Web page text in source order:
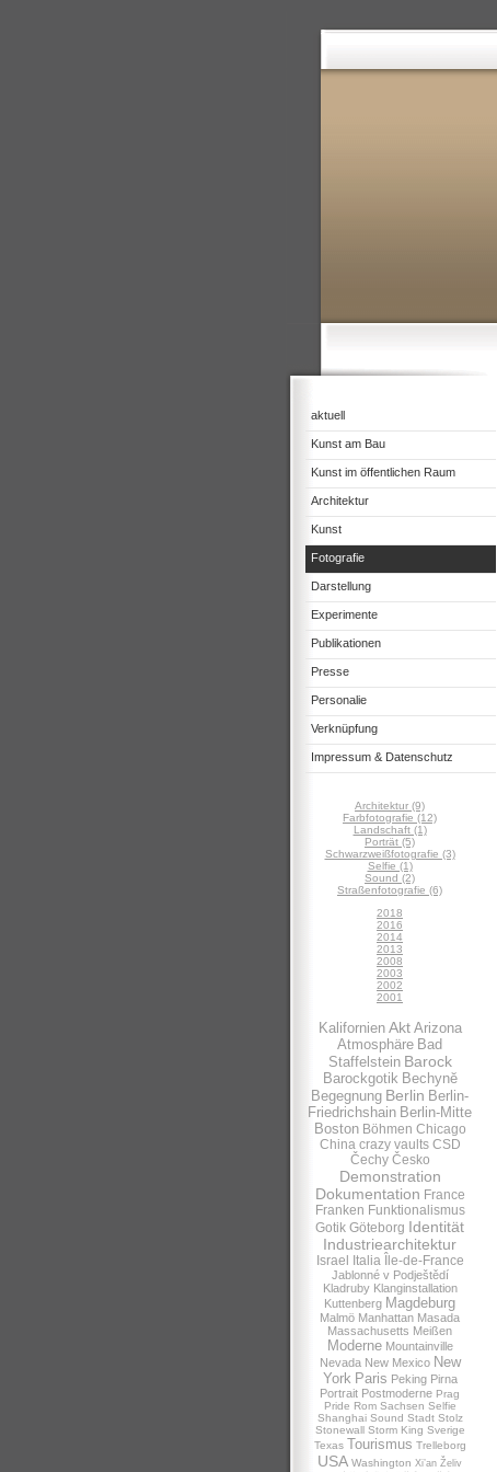
aktuell
Kunst am Bau
Kunst im öffentlichen Raum
Architektur
Kunst
Fotografie
Darstellung
Experimente
Publikationen
Presse
Personalie
Verknüpfung
Impressum & Datenschutz
Architektur (9)
Farbfotografie (12)
Landschaft (1)
Porträt (5)
Schwarzweißfotografie (3)
Selfie (1)
Sound (2)
Straßenfotografie (6)
2018
2016
2014
2013
2008
2003
2002
2001
Kalifornien Akt Arizona
Atmosphäre Bad
Staffelstein Barock
Barockgotik Bechynĕ
Begegnung Berlin Berlin-
Friedrichshain Berlin-Mitte
Boston Böhmen Chicago
China crazy vaults CSD
Čechy Česko
Demonstration
Dokumentation France
Franken Funktionalismus
Gotik Göteborg Identität
Industriearchitektur
Israel Italia Île-de-France
Jablonné v Podještědí
Kladruby Klanginstallation
Kuttenberg Magdeburg
Malmö Manhattan Masada
Massachusetts Meißen
Moderne Mountainville
Nevada New Mexico New
York Paris Peking Pirna
Portrait Postmoderne Prag
Pride Rom Sachsen Selfie
Shanghai Sound Stadt Stolz
Stonewall Storm King Sverige
Texas Tourismus Trelleborg
USA Washington Xi’an Želiv